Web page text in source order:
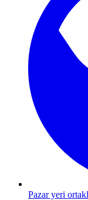
Pazar yeri